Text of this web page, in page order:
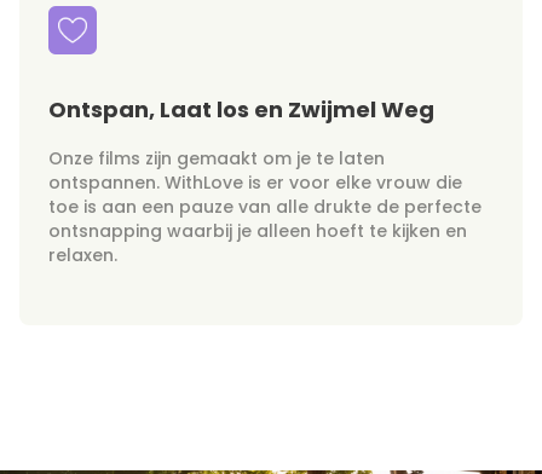
Ontspan, Laat los en Zwijmel Weg
Onze films zijn gemaakt om je te laten
ontspannen. WithLove is er voor elke vrouw die
toe is aan een pauze van alle drukte de perfecte
ontsnapping waarbij je alleen hoeft te kijken en
relaxen.